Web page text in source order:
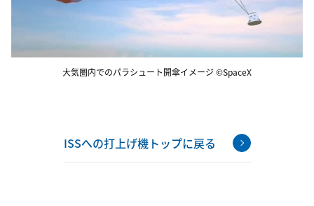
大気圏内でのパラシュート開傘イメージ ©SpaceX
ISSへの打上げ機トップに戻る